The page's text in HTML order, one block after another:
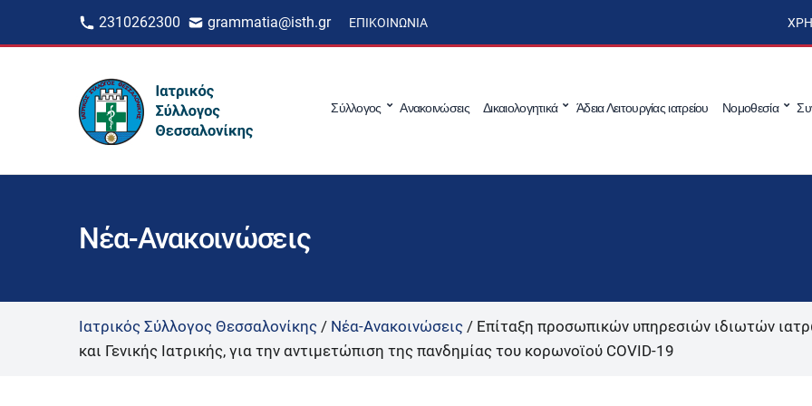
2310262300 grammatia@isth.gr ΕΠΙΚΟΙΝΩΝΊΑ
Σύλλογος Ανακοινώσεις Δικαιολογητικά Άδεια Λειτουργίας ιατρείου Νομοθεσία
Νέα-Ανακοινώσεις
Ιατρικός Σύλλογος Θεσσαλονίκης / Νέα-Ανακοινώσεις / Επίταξη προσωπικών υπηρεσιών ιδιωτών
και Γενικής Ιατρικής, για την αντιμετώπιση της πανδημίας του κορωνοϊού COVID-19